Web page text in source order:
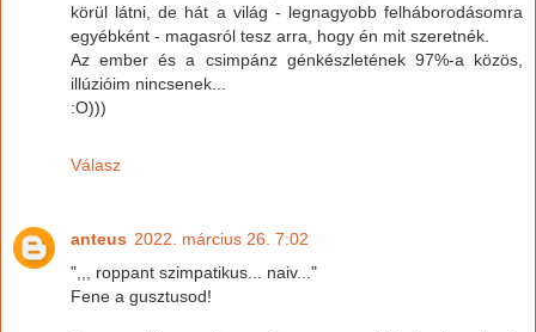
körül látni, de hát a világ - legnagyobb felháborodásomra
egyébként - magasról tesz arra, hogy én mit szeretnék.
Az ember és a csimpánz génkészletének 97%-a közös,
illúzióim nincsenek...
:O)))
Válasz
anteus 2022. március 26. 7:02
",,, roppant szimpatikus... naiv..."
Fene a gusztusod!